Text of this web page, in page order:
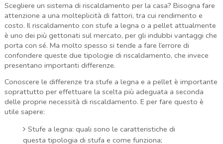
Scegliere un sistema di riscaldamento per la casa? Bisogna fare
attenzione a una molteplicità di fattori, tra cui rendimento e
costo. Il riscaldamento con stufe a legna o a pellet attualmente
è uno dei più gettonati sul mercato, per gli indubbi vantaggi che
porta con sé. Ma molto spesso si tende a fare l’errore di
confondere queste due tipologie di riscaldamento, che invece
presentano importanti differenze.
Conoscere le differenze tra stufe a legna e a pellet è importante
soprattutto per effettuare la scelta più adeguata a seconda
delle proprie necessità di riscaldamento. E per fare questo è
utile sapere:
Stufe a legna: quali sono le caratteristiche di
questa tipologia di stufa e come funziona;